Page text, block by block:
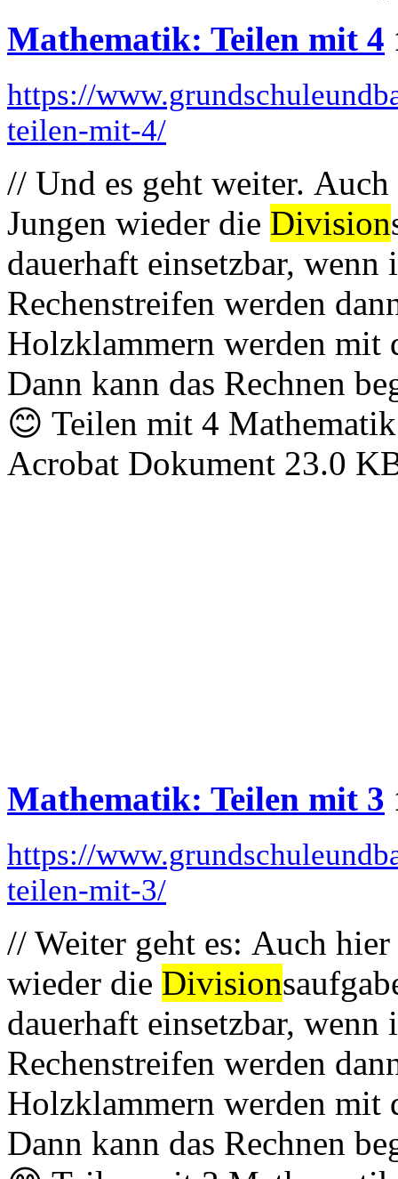
Mathematik: Teilen mit 4
https://
teilen-mit-4/
// Und es geht weiter.
Jungen wieder die Division
dauerhaft einsetzbar,
Rechenstreifen werden
Holzklammern werden mit
Dann kann das Rechnen
😊 Teilen mit 4
Acrobat Dokument 23.0
Mathematik: Teilen mit 3
https://
teilen-mit-3/
// Weiter geht es: Auch
wieder die Division
dauerhaft einsetzbar,
Rechenstreifen werden
Holzklammern werden mit
Dann kann das Rechnen